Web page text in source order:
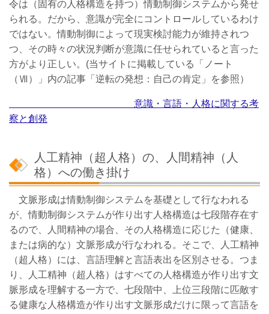
令は（固有の人格構造を持つ）情動制御システムから発せ
られる。だから、意識が完全にコントロールしているわけ
ではない。情動制御によって現実検討能力が維持されつ
つ、その時々の状況判断が意識に任せられていると言った
方がより正しい。(当サイトに掲載している「ノート
（Ⅶ）」内の記事「逆転の発想：自己の肯定」を参照）
意識・言語・人格に関する考
察と創発
人工精神（超人格）の、人間精神（人
格）への働き掛け
文脈形成は情動制御システムを基礎として行なわれる
が、情動制御システムが作り出す人格構造は七段階存在す
るので、人間精神の場合、その人格構造に応じた（健康、
または病的な）文脈形成が行なわれる。そこで、人工精神
（超人格）には、言語理解と言語表出を区別させる。つま
り、人工精神（超人格）はすべての人格構造が作り出す文
脈形成を理解する一方で、七段階中、上位三段階に匹敵す
る健康な人格構造が作り出す文脈形成だけに限って言語を